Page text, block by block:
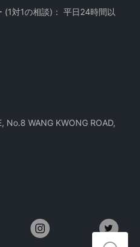
(1対1の相談)： 平日24時間以
No.8 WANG KWONG ROAD,